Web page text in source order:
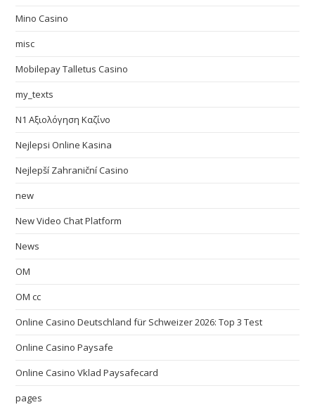
Mino Casino
misc
Mobilepay Talletus Casino
my_texts
N1 Αξιολόγηση Καζίνο
Nejlepsi Online Kasina
Nejlepší Zahraniční Casino
new
New Video Chat Platform
News
OM
OM cc
Online Casino Deutschland für Schweizer 2026: Top 3 Test
Online Casino Paysafe
Online Casino Vklad Paysafecard
pages